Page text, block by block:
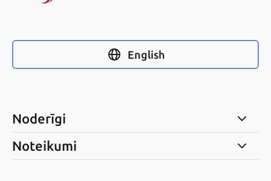
English
Noderīgi
Noteikumi